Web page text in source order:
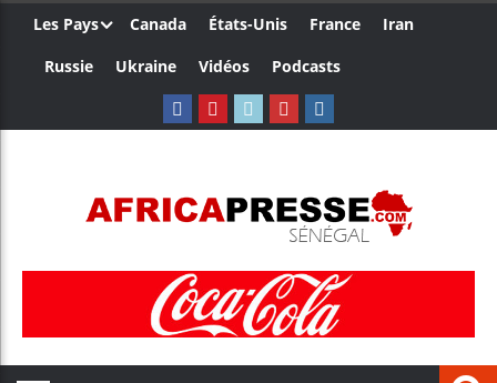
Les Pays Canada États-Unis France
Iran
Russie
Ukraine Vidéos Podcasts